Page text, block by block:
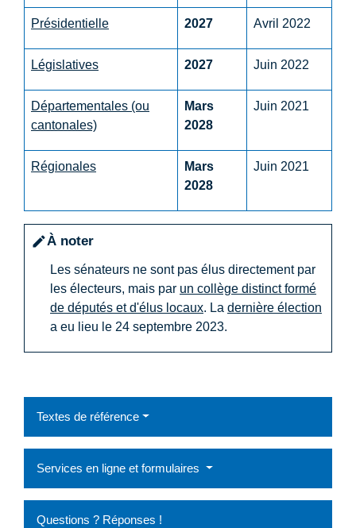
Présidentielle 2027 Avril 2022
Législatives 2027 Juin 2022
Départementales (ou
cantonales)
Mars
2028
Juin 2021
Régionales
Mars
2028
Juin 2021
editÀ noter
Les sénateurs ne sont pas élus directement par
les électeurs, mais par un collège distinct formé
de députés et d'élus locaux. La dernière élection
a eu lieu le 24 septembre 2023.
Textes de référence
Services en ligne et formulaires
Questions ? Réponses !